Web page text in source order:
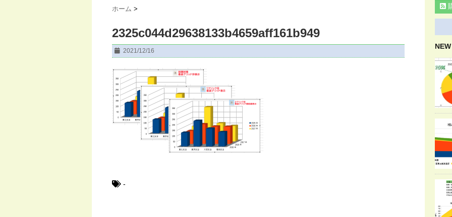
ホーム >
2325c044d29638133b4659aff161b949
2021/12/16
-